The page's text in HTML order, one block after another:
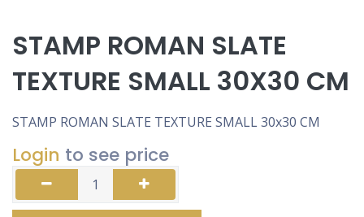
STAMP ROMAN SLATE
TEXTURE SMALL 30X30 CM
STAMP ROMAN SLATE TEXTURE SMALL 30x30 CM
Login to see price